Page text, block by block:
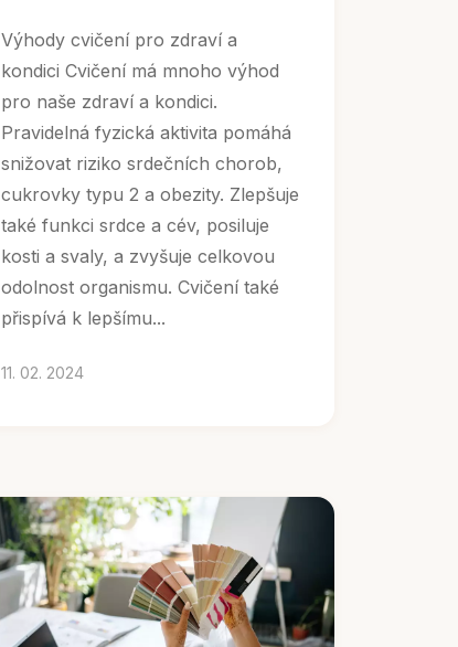
Výhody cvičení pro zdraví a
kondici Cvičení má mnoho výhod
pro naše zdraví a kondici.
Pravidelná fyzická aktivita pomáhá
snižovat riziko srdečních chorob,
cukrovky typu 2 a obezity. Zlepšuje
také funkci srdce a cév, posiluje
kosti a svaly, a zvyšuje celkovou
odolnost organismu. Cvičení také
přispívá k lepšímu...
11. 02. 2024